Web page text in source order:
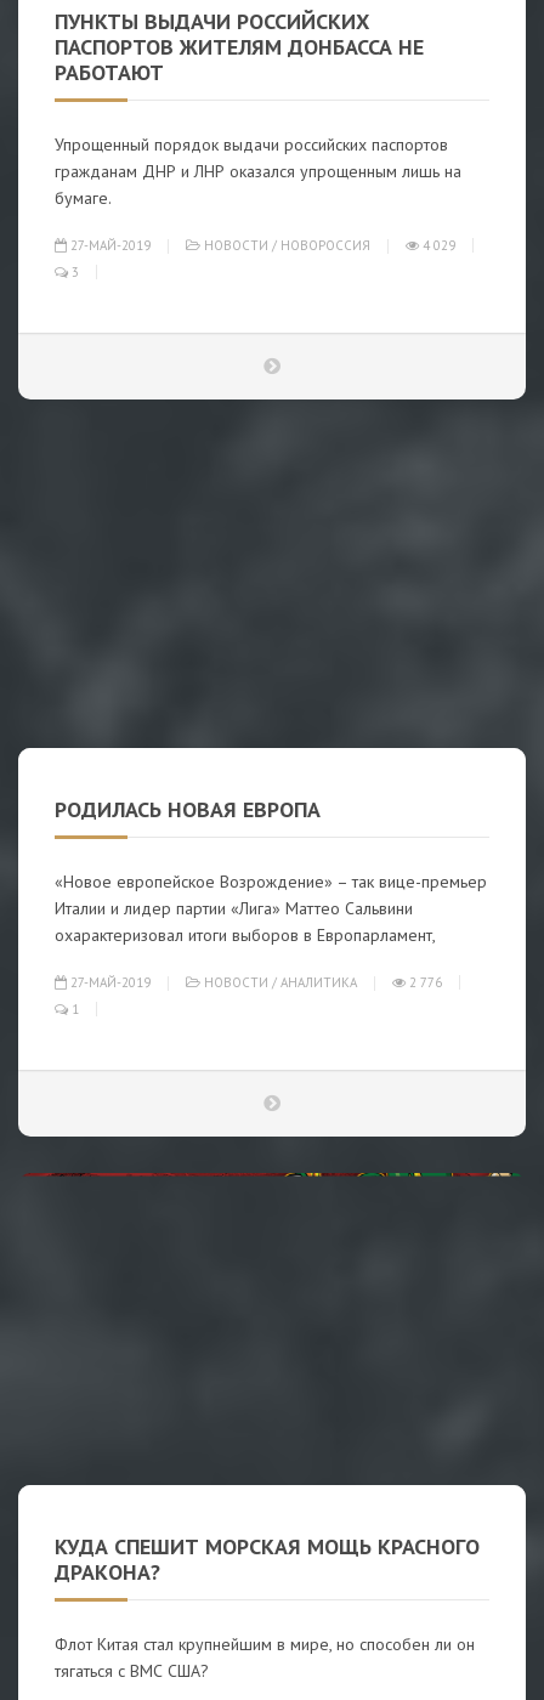
ПУНКТЫ ВЫДАЧИ РОССИЙСКИХ
ПАСПОРТОВ ЖИТЕЛЯМ ДОНБАССА НЕ
РАБОТАЮТ
Упрощенный порядок выдачи российских паспортов
гражданам ДНР и ЛНР оказался упрощенным лишь на
бумаге.
27-МАЙ-2019 НОВОСТИ / НОВОРОССИЯ
4 029
3
РОДИЛАСЬ НОВАЯ ЕВРОПА
«Новое европейское Возрождение» – так вице-премьер
Италии и лидер партии «Лига» Маттео Сальвини
охарактеризовал итоги выборов в Европарламент,
27-МАЙ-2019 НОВОСТИ / АНАЛИТИКА
2 776
1
КУДА СПЕШИТ МОРСКАЯ МОЩЬ КРАСНОГО
ДРАКОНА?
Флот Китая стал крупнейшим в мире, но способен ли он
тягаться с ВМС США?